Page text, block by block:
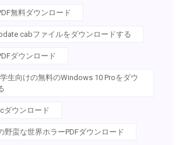
無料ダウンロード
cabファイルをダウンロードする
ダウンロード
生向けの無料のWindows 10 Proをダウ
ダウンロード
野蛮な世界ホラーPDFダウンロード